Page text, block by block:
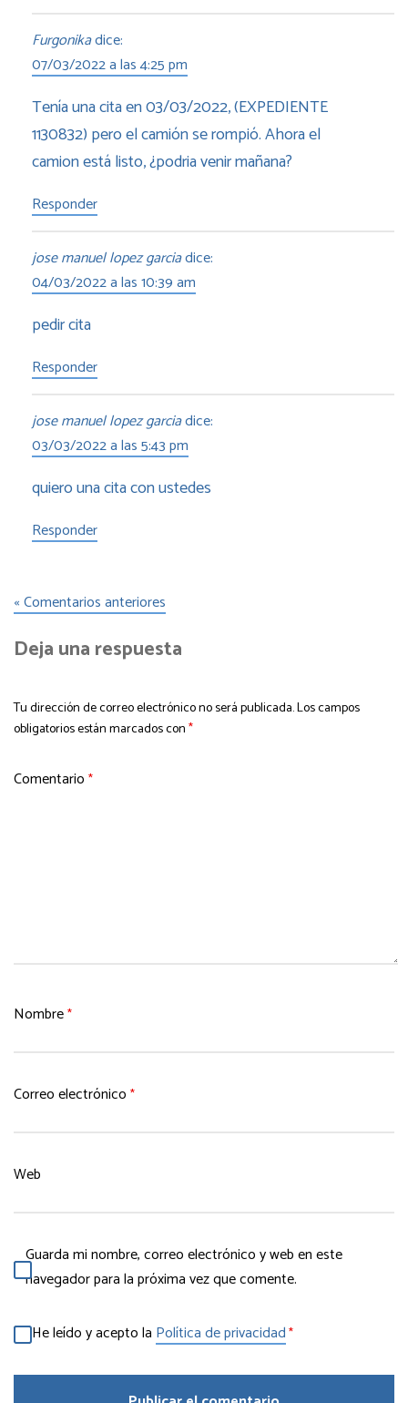
Furgonikadice:
07/03/2022 a las 4:25 pm
Tenía una cita en 03/03/2022, (EXPEDIENTE
1130832) pero el camión se rompió. Ahora el
camion está listo, ¿podria venir mañana?
Responder
jose manuel lopez garciadice:
04/03/2022 a las 10:39 am
pedir cita
Responder
jose manuel lopez garciadice:
03/03/2022 a las 5:43 pm
quiero una cita con ustedes
Responder
« Comentarios anteriores
Deja una respuesta
Tu dirección de correo electrónico no será publicada.Los campos
obligatorios están marcados con*
Comentario *
Nombre*
Correo electrónico *
Web
Guarda mi nombre, correo electrónico y web en este
navegador para la próxima vez que comente.
He leído y acepto la Política de privacidad*